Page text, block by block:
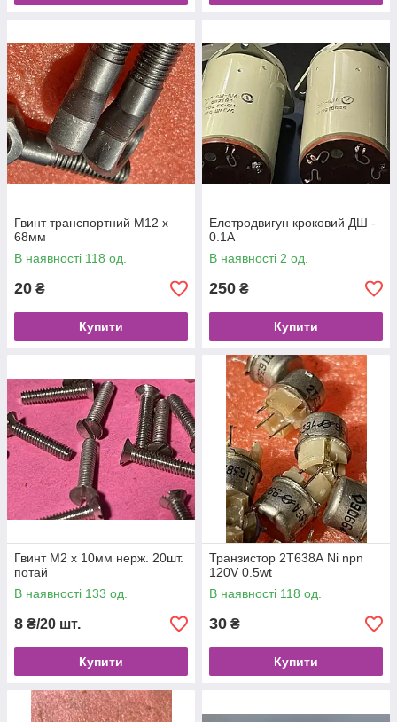
Гвинт транспортний М12 х
68мм
В наявності 118 од.
20 ₴
Купити
Елетродвигун кроковий ДШ -
0.1А
В наявності 2 од.
250 ₴
Купити
Гвинт М2 х 10мм нерж. 20шт.
потай
В наявності 133 од.
8 ₴/20 шт.
Купити
Транзистор 2Т638А Ni npn
120V 0.5wt
В наявності 118 од.
30 ₴
Купити